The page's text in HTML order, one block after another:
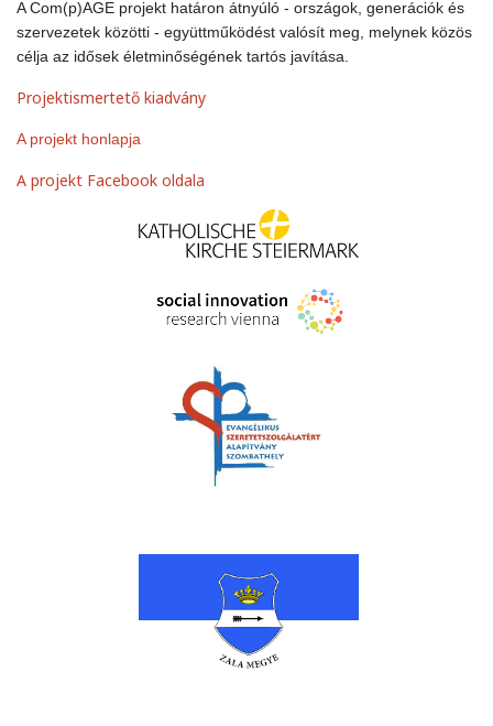
A Com(p)AGE projekt határon átnyúló - országok, generációk és
szervezetek közötti - együttműködést valósít meg, melynek közös
célja az idősek életminőségének tartós javítása.
Projektismertető kiadvány
A projekt honlapja
A projekt Facebook oldala